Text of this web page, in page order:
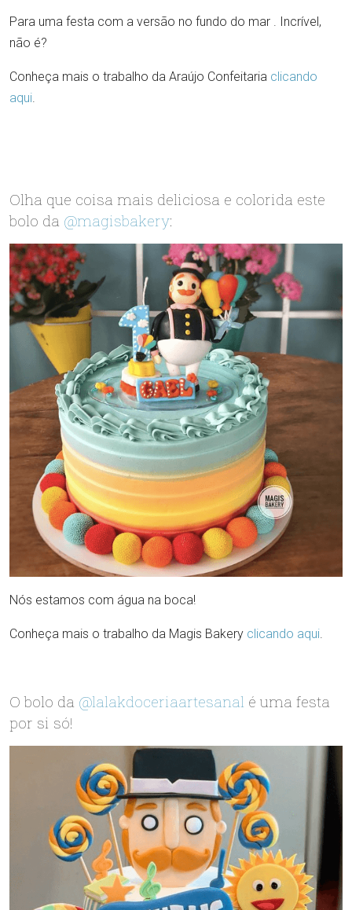
Para uma festa com a versão no fundo do mar . Incrível,
não é?
Conheça mais o trabalho da Araújo Confeitaria clicando
aqui.
Olha que coisa mais deliciosa e colorida este
bolo da @magisbakery:
Nós estamos com água na boca!
Conheça mais o trabalho da Magis Bakery clicando aqui.
O bolo da @lalakdoceriaartesanal é uma festa
por si só!